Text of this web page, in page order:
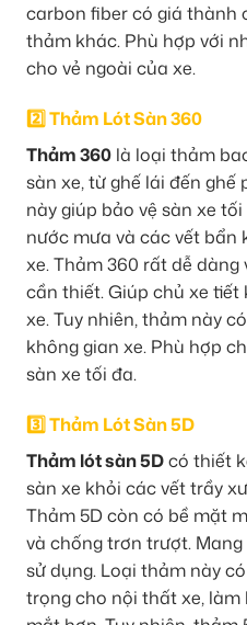
carbon fiber có giá thành
thảm khác. Phù hợp với
cho vẻ ngoài của xe.
2️⃣ Thảm Lót Sàn 360
Thảm 360 là loại thảm
sàn xe, từ ghế lái đến
này giúp bảo vệ sàn xe
nước mưa và các vết bẩn
xe. Thảm 360 rất dễ
cần thiết. Giúp chủ xe
xe. Tuy nhiên, thảm này
không gian xe. Phù hợp
sàn xe tối đa.
3️⃣ Thảm Lót Sàn 5D
Thảm lót sàn 5Dcó thiết
sàn xe khỏi các vết trầy
Thảm 5D còn có bề mặt
và chống trơn trượt.
sử dụng. Loại thảm này
trọng cho nội thất xe, làm